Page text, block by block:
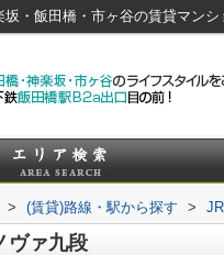
・飯田橋・市ヶ谷の賃貸マンシ
> (賃貸)路線・駅から探す >
ヴァ九段